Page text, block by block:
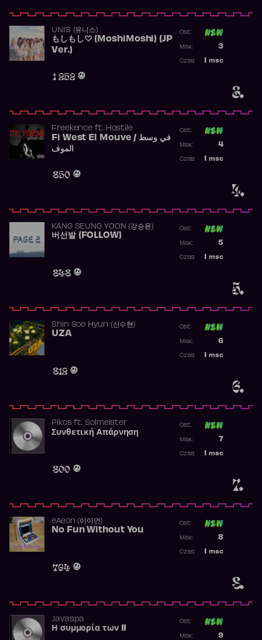
3.
UNIS (유니스)
もしもし♡ (MoshiMoshi) (JP
Ver.)
1 252
Ost:
3
Max:
msc
Czas:
4.
Freekence ft. Hostile
Fi West El Mouve / في وسط
الموف
850
Ost:
4
Max:
msc
Czas:
5.
KANG SEUNG YOON (강승윤)
버선발 (FOLLOW)
848
Ost:
5
Max:
msc
Czas:
6.
Shin Soo Hyun (신수현)
UZA
812
Ost:
6
Max:
msc
Czas:
7.
Pikosft. Solmeister
Συνθετική Απάρνηση
800
Ost:
7
Max:
msc
Czas:
8.
​eAeon (이이언)
No Fun Without You
764
Ost:
8
Max:
msc
Czas:
Javaspa
Η συμμορία των 11
Ost:
9
Max: